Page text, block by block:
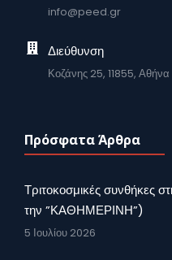
info@peed.gr
Διεύθυνση
Κοζάνης 25, 11855, Αθήνα
Πρόσφατα Άρθρα
Τριτοκοσμικές συνθήκες
την ”ΚΑΘΗΜΕΡΙΝΗ”)
5 Ιουλίου 2026